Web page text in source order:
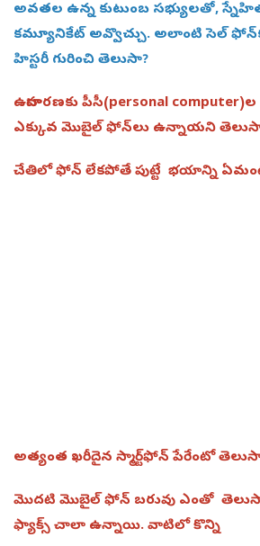
అవతల ఉన్న కుటుంబ సభ్యులతో,
కమ్యూనికేట్‌ అవ్వొచ్చు. అలాంటి సెల్‌
హిస్టరీ గురించి తెలుసా?
ఉదాహరణకు పీసీ(personal
ఎక్కువ మొబైల్ ఫోన్‌లు ఉన్నాయని
చేతిలో ఫోన్ లేకపోతే పుట్టే భయాన్ని
అత్యంత ఖరీదైన స్మార్ట్‌ఫోన్ పేరేంటో
మొదటి మొబైల్ ఫోన్ బరువు ఎంతో
ఫ్యాక్స్‌ చాలా ఉన్నాయి. వాటిలో కొన్ని